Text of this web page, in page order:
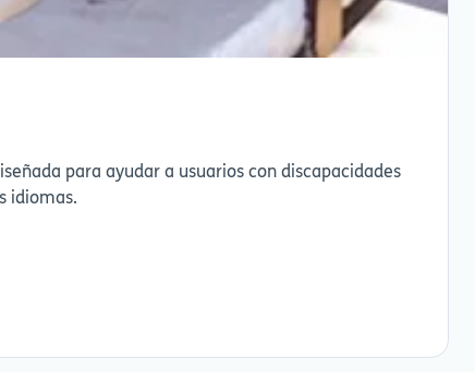
para ayudar a usuarios con discapacidades
idiomas.